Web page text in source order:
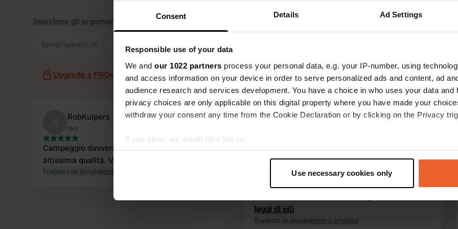
Consent Details Ad Settings
Responsible use of your data
We and our 1022 partners process your personal data, e.g. your IP-number, using
and access information on your device in order to serve personalized ads and content, ad
audience research and services development. You have a choice in who uses your data and
privacy choices are only applicable on this digital property where you have made your
withdraw your consent any time from the Cookie Declaration or by clicking on the Privacy
If you allow, we would also like to:
Collect information about your geographical location which can be accurate to within
Find out more about how your personal data is processed and set your preferences in the
We use cookies to personalise content and ads, to provide social media features and to
information about your use of our site with our social media, advertising and analytics
Use necessary cookies only
Seleziona gli argomenti di cui desideri leggere le recensioni:
Servizi igienici Cibo(20) Igiene Ciclismo
Upgrade a PRO+ per l'utilizzo dei filtri nelle recensioni
RobKuipers
Ieri
Campeggio davvero splendido. Tutto è di
altissima qualità. Vale assolutamente il prezzo.
Tradotto da GoogleMostra originale
vdwalSietse
Che posto meraviglioso dove soggiornare per
24 o al massimo 48 ore. Incredibilmente pulito;
all'arrivo, si attraversa il cancello e si riceve
automaticamente un pass. Con questo, si può
Bellissimo percorso ciclabile per il Lago di
Caldaro.
leggi di più
Tradotto da GoogleMostra originale